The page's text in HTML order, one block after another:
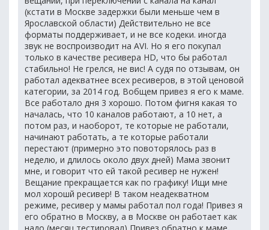
(кстати в Москве задержки были меньше чем в
Ярославской области) Действительно не все
форматы поддерживает, и не все кодеки. иногда
звук не воспроизводит на AVI. Но я его покупал
только в качестве ресивера HD, что бы работал
стабильно! Не грелся, не вис! А судя по отзывам, он
работал адекватнее всех ресиверов, в этой ценовой
категории, за 2014 год. Вобщем привез я его к маме.
Все работало дня 3 хорошо. Потом фигня какая то
началась, что 10 каналов работают, а 10 нет, а
потом раз, и наоборот, те которые не работали,
начинают работать, а те которые работали
перестают (примерно это повоторялось раз в
неделю, и длилось около двух дней) Мама звонит
мне, и говорит что ей такой ресивер не нужен!
Вещание прекращается как по графику! Ищи мне
мол хорошй ресивер! В таком неадекватном
режиме, ресивер у мамы работал пол года! Привез я
его обратно в Москву, а в Москве он работает как